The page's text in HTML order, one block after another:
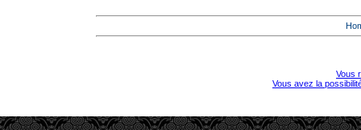
Vous
Vous avez la